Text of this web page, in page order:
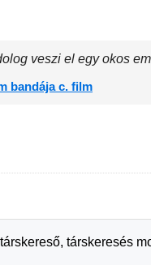
veszi el egy okos
bandája c. film
társkeresés